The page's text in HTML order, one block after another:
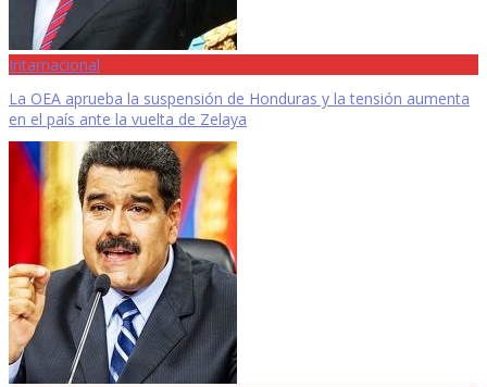
Intarnacional
La OEA aprueba la suspensión de Honduras y la tensión aumenta
en el país ante la vuelta de Zelaya